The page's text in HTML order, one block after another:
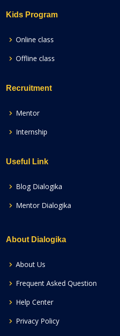
Kids Program
Online class
Offline class
Recruitment
Mentor
Internship
Useful Link
Blog Dialogika
Mentor Dialogika
About Dialogika
About Us
Frequent Asked Question
Help Center
Privacy Policy